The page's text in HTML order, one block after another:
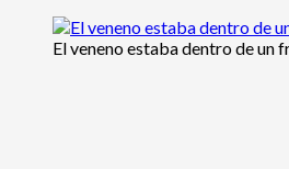
El veneno estaba dentro de un